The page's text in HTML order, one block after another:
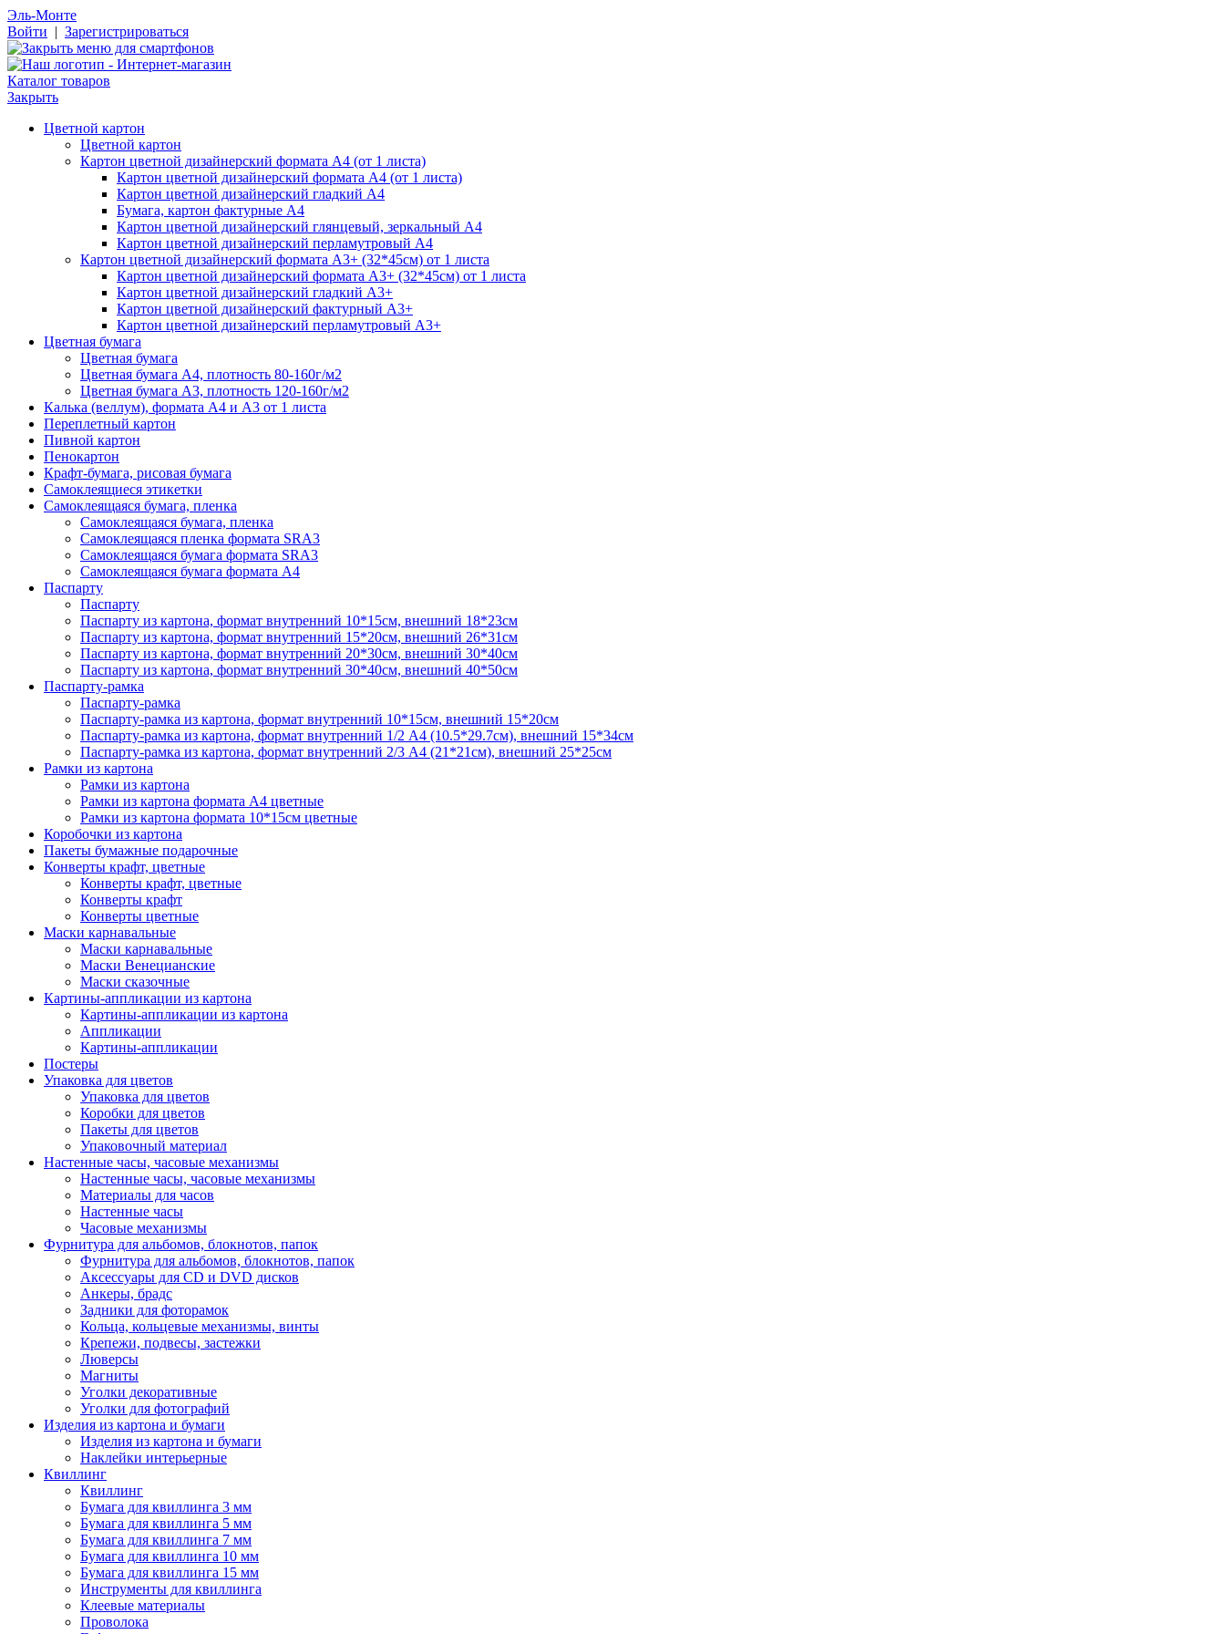
Эль-Монте
Войти | Зарегистрироваться
Каталог товаров
Закрыть
Цветной картон
Цветной картон
Картон цветной дизайнерский формата А4 (от 1 листа)
Картон цветной дизайнерский формата А4 (от 1 листа)
Картон цветной дизайнерский гладкий А4
Бумага, картон фактурные А4
Картон цветной дизайнерский глянцевый, зеркальный А4
Картон цветной дизайнерский перламутровый А4
Картон цветной дизайнерский формата А3+ (32*45см) от 1 листа
Картон цветной дизайнерский формата А3+ (32*45см) от 1 листа
Картон цветной дизайнерский гладкий А3+
Картон цветной дизайнерский фактурный А3+
Картон цветной дизайнерский перламутровый А3+
Цветная бумага
Цветная бумага
Цветная бумага А4, плотность 80-160г/м2
Цветная бумага А3, плотность 120-160г/м2
Калька (веллум), формата А4 и А3 от 1 листа
Переплетный картон
Пивной картон
Пенокартон
Крафт-бумага, рисовая бумага
Самоклеящиеся этикетки
Самоклеящаяся бумага, пленка
Самоклеящаяся бумага, пленка
Самоклеящаяся пленка формата SRА3
Самоклеящаяся бумага формата SRА3
Самоклеящаяся бумага формата А4
Паспарту
Паспарту
Паспарту из картона, формат внутренний 10*15см, внешний 18*23см
Паспарту из картона, формат внутренний 15*20см, внешний 26*31см
Паспарту из картона, формат внутренний 20*30см, внешний 30*40см
Паспарту из картона, формат внутренний 30*40см, внешний 40*50см
Паспарту-рамка
Паспарту-рамка
Паспарту-рамка из картона, формат внутренний 10*15см, внешний 15*20см
Паспарту-рамка из картона, формат внутренний 1/2 А4 (10.5*29.7см), внешний 15*34см
Паспарту-рамка из картона, формат внутренний 2/3 А4 (21*21см), внешний 25*25см
Рамки из картона
Рамки из картона
Рамки из картона формата А4 цветные
Рамки из картона формата 10*15см цветные
Коробочки из картона
Пакеты бумажные подарочные
Конверты крафт, цветные
Конверты крафт, цветные
Конверты крафт
Конверты цветные
Маски карнавальные
Маски карнавальные
Маски Венецианские
Маски сказочные
Картины-аппликации из картона
Картины-аппликации из картона
Аппликации
Картины-аппликации
Постеры
Упаковка для цветов
Упаковка для цветов
Коробки для цветов
Пакеты для цветов
Упаковочный материал
Настенные часы, часовые механизмы
Настенные часы, часовые механизмы
Материалы для часов
Настенные часы
Часовые механизмы
Фурнитура для альбомов, блокнотов, папок
Фурнитура для альбомов, блокнотов, папок
Аксессуары для CD и DVD дисков
Анкеры, брадс
Задники для фоторамок
Кольца, кольцевые механизмы, винты
Крепежи, подвесы, застежки
Люверсы
Магниты
Уголки декоративные
Уголки для фотографий
Изделия из картона и бумаги
Изделия из картона и бумаги
Наклейки интерьерные
Квиллинг
Квиллинг
Бумага для квиллинга 3 мм
Бумага для квиллинга 5 мм
Бумага для квиллинга 7 мм
Бумага для квиллинга 10 мм
Бумага для квиллинга 15 мм
Инструменты для квиллинга
Клеевые материалы
Проволока